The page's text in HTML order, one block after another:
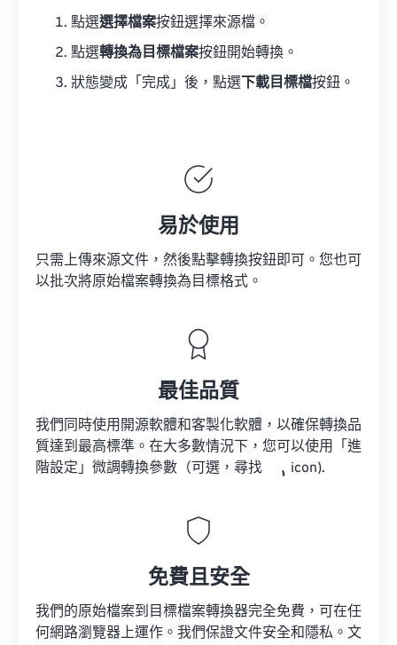
點選選擇檔案按鈕選擇來源檔。
點選轉換為目標檔案按鈕開始轉換。
狀態變成「完成」後，點選 下載目標檔按鈕。
易於使用
只需上傳來源文件，然後點擊轉換按鈕即可。您也可
以批次將原始檔案轉換為目標格式。
最佳品質
我們同時使用開源軟體和客製化軟體，以確保轉換品
質達到最高標準。在大多數情況下，您可以使用「進
階設定」微調轉換參數（可選，尋找
icon).
免費且安全
我們的原始檔案到目標檔案轉換器完全免費，可在任
何網路瀏覽器上運作。我們保證文件安全和隱私。文